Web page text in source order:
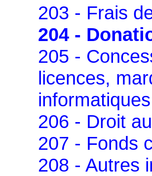
203 - Frais
204 -
205 -
licences,
206 - Droit
207 - Fonds
208 - Autres